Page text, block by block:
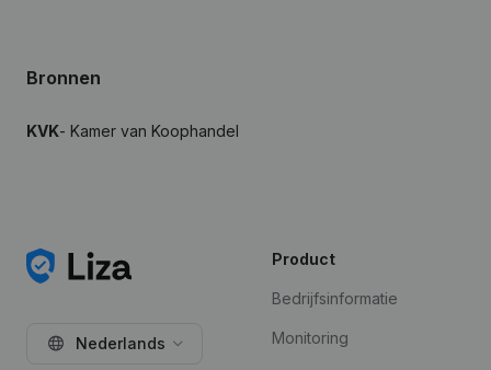
Bronnen
KVK- Kamer van Koophandel
Nederlands
Product
Bedrijfsinformatie
Monitoring